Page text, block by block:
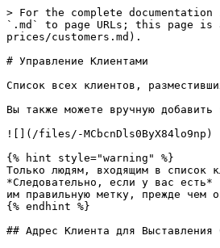
> For the complete
`.md` to page URLs; this page is
prices/customers.md).
# Управление Клиентами
Список всех клиентов,
Вы также можете вручную
![](/files/-MCbcnDls0ByX84lo9np)
{% hint style="warning" %}
Только людям, входящим в список
*Следовательно, если у вас
им правильную метку, прежде чем
{% endhint %}
## Адрес Клиента для Выставления